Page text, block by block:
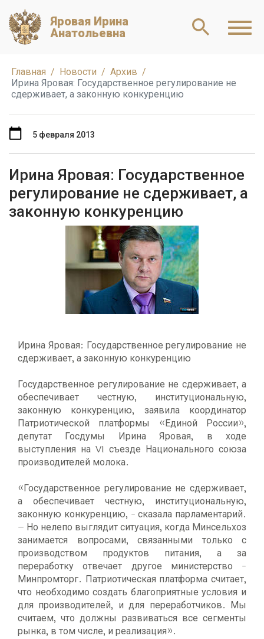
Яровая Ирина
Анатольевна
Главная Новости
Архив
Ирина Яровая: Государственное регулирование не
сдерживает, а законную конкуренцию
Ирина Яровая: Государственное
регулирование не сдерживает, а
законную конкуренцию
5 февраля 2013
Ирина Яровая: Государственное регулирование не
сдерживает, а законную конкуренцию
Государственное регулирование не сдерживает, а
обеспечивает честную, институциональную,
законную конкуренцию, заявила координатор
Патриотической платформы «Единой России»,
депутат Госдумы Ирина Яровая, в ходе
выступления на VI съезде Национального союза
производителей молока.
«Государственное регулирование не сдерживает,
а обеспечивает честную, институциональную,
законную конкуренцию, - сказала парламентарий.
– Но нелепо выглядит ситуация, когда Минсельхоз
занимается вопросами, связанными только с
производством продуктов питания, а за
переработку отвечает другое министерство -
Минпромторг. Патриотическая платформа считает,
что необходимо создать благоприятные условия и
для производителей, и для переработчиков. Мы
считаем, что должны развиваться все сегменты
рынка, в том числе, и реализация».